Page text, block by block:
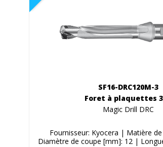
SF16-DRC120M-3
Foret à plaquettes
Magic Drill DRC
Fournisseur: Kyocera | Matière
Diamètre de coupe [mm]: 12 |